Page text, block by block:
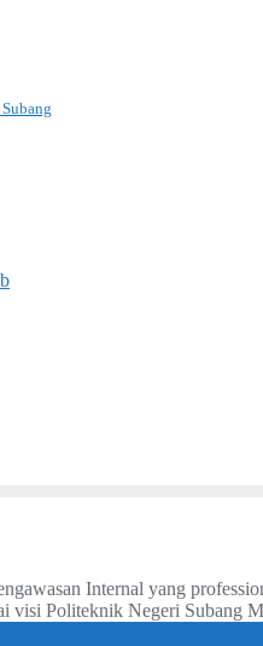
Internal yang
visi Politeknik Negeri Subang